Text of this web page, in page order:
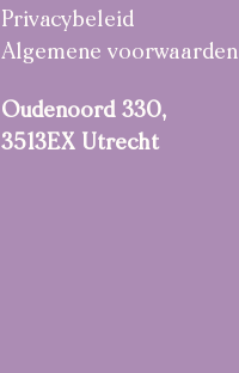
Privacybeleid
Algemene voorwaarden
Oudenoord 330,
3513EX Utrecht